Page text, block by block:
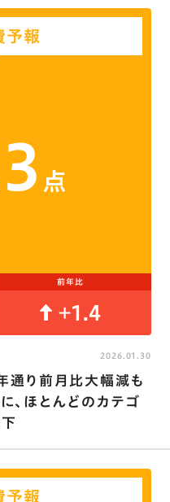
予報
点
前年比
+1.4
通り前月比大幅減も
､ほとんどのカテゴ
2026.01.30
予報